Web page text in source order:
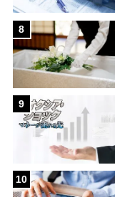
8
9
10